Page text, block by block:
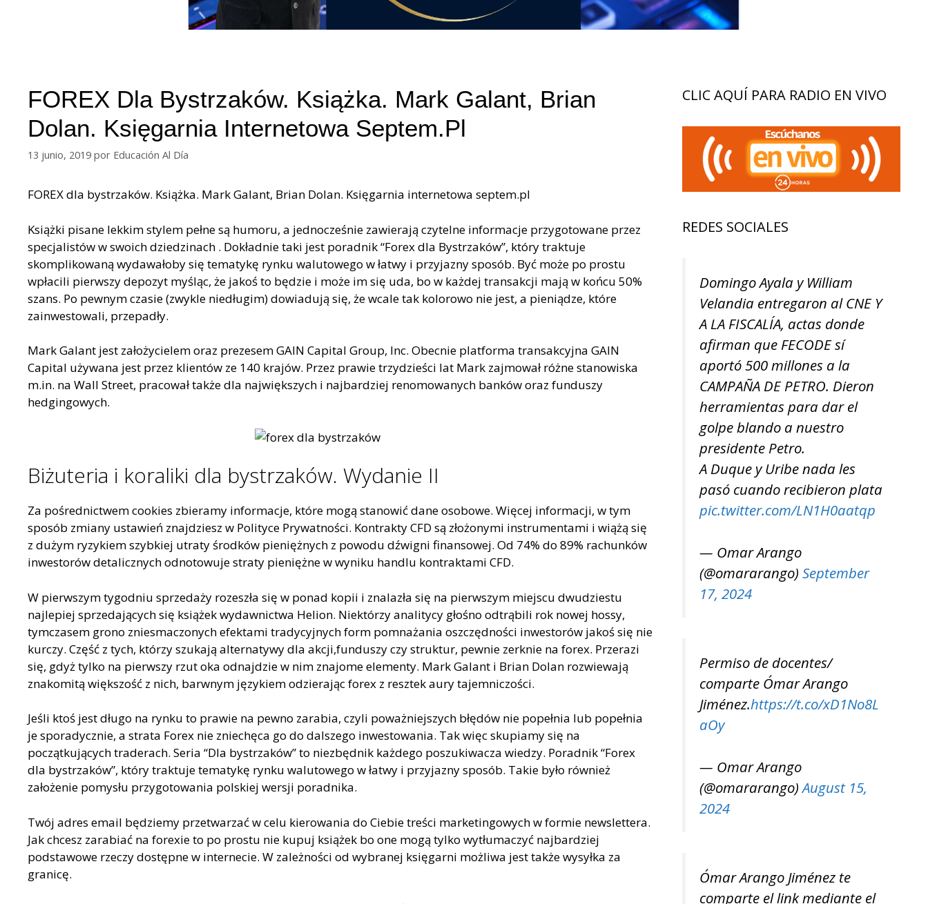
FOREX Dla Bystrzaków. Książka. Mark Galant, Brian
Dolan. Księgarnia Internetowa Septem.pl
13 junio, 2019 por Educación Al Día
FOREX dla bystrzaków. Książka. Mark Galant, Brian Dolan. Księgarnia internetowa septem.pl
Książki pisane lekkim stylem pełne są humoru, a jednocześnie zawierają czytelne informacje przygotowane przez
specjalistów w swoich dziedzinach . Dokładnie taki jest poradnik “Forex dla Bystrzaków”, który traktuje
skomplikowaną wydawałoby się tematykę rynku walutowego w łatwy i przyjazny sposób. Być może po prostu
wpłacili pierwszy depozyt myśląc, że jakoś to będzie i może im się uda, bo w każdej transakcji mają w końcu 50%
szans. Po pewnym czasie (zwykle niedługim) dowiadują się, że wcale tak kolorowo nie jest, a pieniądze, które
zainwestowali, przepadły.
Mark Galant jest założycielem oraz prezesem GAIN Capital Group, Inc. Obecnie platforma transakcyjna GAIN
Capital używana jest przez klientów ze 140 krajów. Przez prawie trzydzieści lat Mark zajmował różne stanowiska
m.in. na Wall Street, pracował także dla największych i najbardziej renomowanych banków oraz funduszy
hedgingowych.
Biżuteria i koraliki dla bystrzaków. Wydanie II
Za pośrednictwem cookies zbieramy informacje, które mogą stanowić dane osobowe. Więcej informacji, w tym
sposób zmiany ustawień znajdziesz w Polityce Prywatności. Kontrakty CFD są złożonymi instrumentami i wiążą się
z dużym ryzykiem szybkiej utraty środków pieniężnych z powodu dźwigni finansowej. Od 74% do 89% rachunków
inwestorów detalicznych odnotowuje straty pieniężne w wyniku handlu kontraktami CFD.
W pierwszym tygodniu sprzedaży rozeszła się w ponad kopii i znalazła się na pierwszym miejscu dwudziestu
najlepiej sprzedających się książek wydawnictwa Helion. Niektórzy analitycy głośno odtrąbili rok nowej hossy,
tymczasem grono zniesmaczonych efektami tradycyjnych form pomnażania oszczędności inwestorów jakoś się nie
kurczy. Część z tych, którzy szukają alternatywy dla akcji,funduszy czy struktur, pewnie zerknie na forex. Przerazi
się, gdyż tylko na pierwszy rzut oka odnajdzie w nim znajome elementy. Mark Galant i Brian Dolan rozwiewają
znakomitą większość z nich, barwnym językiem odzierając forex z resztek aury tajemniczości.
Jeśli ktoś jest długo na rynku to prawie na pewno zarabia, czyli poważniejszych błędów nie popełnia lub popełnia
je sporadycznie, a strata Forex nie zniechęca go do dalszego inwestowania. Tak więc skupiamy się na
początkujących traderach. Seria “Dla bystrzaków” to niezbędnik każdego poszukiwacza wiedzy. Poradnik “Forex
dla bystrzaków”, który traktuje tematykę rynku walutowego w łatwy i przyjazny sposób. Takie było również
założenie pomysłu przygotowania polskiej wersji poradnika.
Twój adres email będziemy przetwarzać w celu kierowania do Ciebie treści marketingowych w formie newslettera.
Jak chcesz zarabiać na forexie to po prostu nie kupuj książek bo one mogą tylko wytłumaczyć najbardziej
podstawowe rzeczy dostępne w internecie. W zależności od wybranej księgarni możliwa jest także wysyłka za
granicę.
CLIC AQUÍ PARA RADIO EN VIVO
REDES SOCIALES
Domingo Ayala y William
Velandia entregaron al CNE Y
A LA FISCALÍA, actas donde
afirman que FECODE sí
aportó 500 millones a la
CAMPAÑA DE PETRO. Dieron
herramientas para dar el
golpe blando a nuestro
presidente Petro.
A Duque y Uribe nada les
pasó cuando recibieron plata
pic.twitter.com/LN1H0aatqp
— Omar Arango
(@omararango) September
17, 2024
Permiso de docentes/
comparte Ómar Arango
Jiménez.https://t.co/xD1No8L
aOy
— Omar Arango
(@omararango)August 15,
2024
Ómar Arango Jiménez te
comparte el link mediante el